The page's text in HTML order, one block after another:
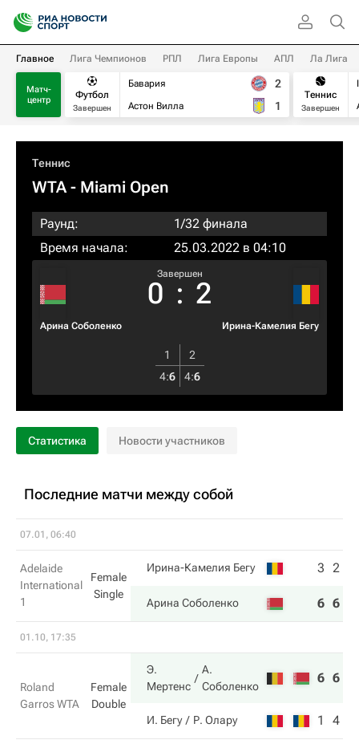
Главное Лига Чемпионов РПЛ Лига Европы АПЛ Ла Лига
Матч-
центр
Футбол
Завершен
Бавария
Астон Вилла
2
1
Теннис
Завершен
Теннис
WTA- Miami Open
Раунд:
1/32 финала
Время начала:
25.03.2022 в 04:10
Арина Соболенко
Завершен
0 : 2
Ирина-Камелия Бегу
1
2
4:6 4:6
Статистика Новости участников
Последние матчи между собой
07.01, 06:40
Adelaide
International
1
Female
Single
Ирина-Камелия Бегу 3 2
Арина Соболенко 6 6
01.10, 17:35
Roland
Garros WTA
Female
Double
Э.
Мертенс
А.
Соболенко
6 6
И. Бегу Р. Олару 1 4